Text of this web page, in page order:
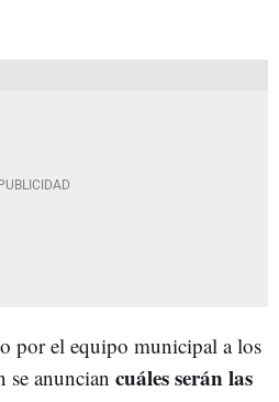
por el equipo municipal a los
se anuncian cuáles serán las